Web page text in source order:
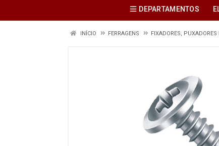
DEPARTAMENTOS
INÍCIO FERRAGENS FIXADORES, PUXADORES